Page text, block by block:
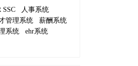
SSC
人事系统
管理系统
薪酬系统
系统
ehr系统